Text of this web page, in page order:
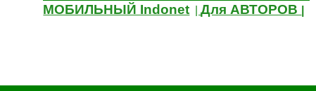
МОБИЛЬНЫЙ Indonet |Для АВТОРОВ